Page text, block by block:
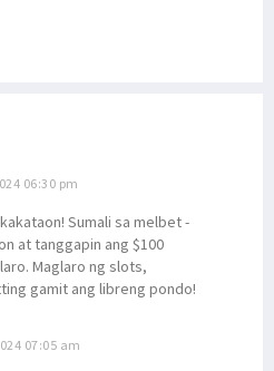
06:30 pm
Sumali sa melbet -
at tanggapin ang $100
Maglaro ng slots,
gamit ang libreng pondo!
07:05 am